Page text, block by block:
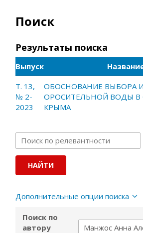
Поиск
Результаты поиска
Выпуск
Т. 13,
№ 2-
2023
ОБОСНОВАНИЕ ВЫБОРА
ОРОСИТЕЛЬНОЙ ВОДЫ В
КРЫМА
Дополнительные опции поиска
Поиск по
автору